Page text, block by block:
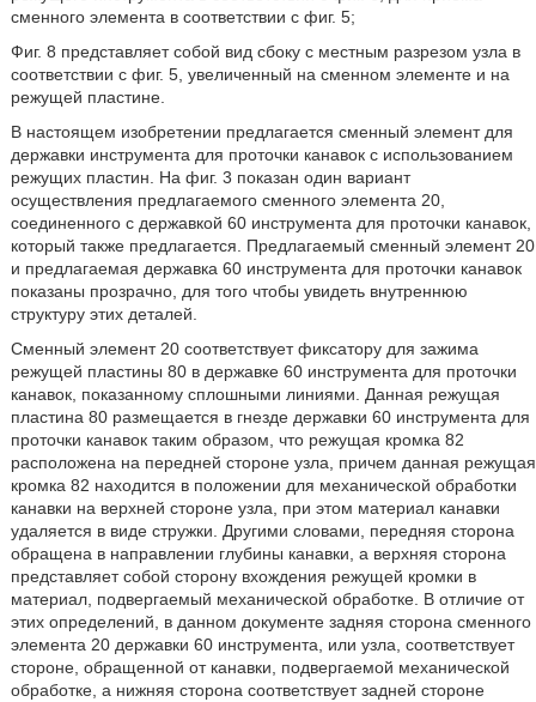
сменного элемента в соответствии с фиг. 5;
Фиг. 8 представляет собой вид сбоку с местным разрезом узла в
соответствии с фиг. 5, увеличенный на сменном элементе и на
режущей пластине.
В настоящем изобретении предлагается сменный элемент для
державки инструмента для проточки канавок с использованием
режущих пластин. На фиг. 3 показан один вариант
осуществления предлагаемого сменного элемента 20,
соединенного с державкой 60 инструмента для проточки канавок,
который также предлагается. Предлагаемый сменный элемент 20
и предлагаемая державка 60 инструмента для проточки канавок
показаны прозрачно, для того чтобы увидеть внутреннюю
структуру этих деталей.
Сменный элемент 20 соответствует фиксатору для зажима
режущей пластины 80 в державке 60 инструмента для проточки
канавок, показанному сплошными линиями. Данная режущая
пластина 80 размещается в гнезде державки 60 инструмента для
проточки канавок таким образом, что режущая кромка 82
расположена на передней стороне узла, причем данная режущая
кромка 82 находится в положении для механической обработки
канавки на верхней стороне узла, при этом материал канавки
удаляется в виде стружки. Другими словами, передняя сторона
обращена в направлении глубины канавки, а верхняя сторона
представляет собой сторону вхождения режущей кромки в
материал, подвергаемый механической обработке. В отличие от
этих определений, в данном документе задняя сторона сменного
элемента 20 державки 60 инструмента, или узла, соответствует
стороне, обращенной от канавки, подвергаемой механической
обработке, а нижняя сторона соответствует задней стороне